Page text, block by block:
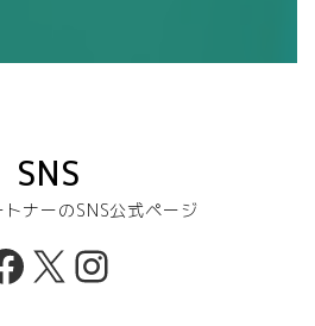
SNS
ナーのSNS公式ページ
X Instagram